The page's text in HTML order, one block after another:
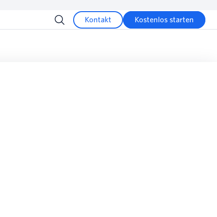
Kontakt Kostenlos starten